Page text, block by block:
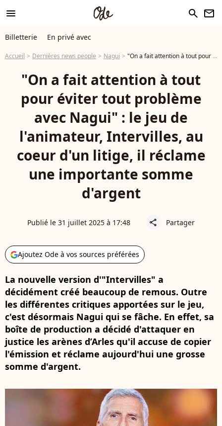
menu search newsletter
Billetterie En privé avec
Accueil Dernières news people Nagui "On a fait attention à tout pour éviter tout problème avec Nagui" : le jeu de l'animateur, Intervilles, au coeur d'un litige, il réclame une importante somme d'argent
"On a fait attention à tout
pour éviter tout problème
avec Nagui" : le jeu de
l'animateur, Intervilles, au
coeur d'un litige, il réclame
une importante somme
d'argent
Publié le 31 juillet 2025 à 17:48 share Partager
Ajoutez Ode à vos sources préférées
La nouvelle version d'"Intervilles" a
décidément créé beaucoup de remous. Outre
les différentes critiques apportées sur le jeu,
c'est désormais Nagui qui se fâche. En effet, sa
boîte de production a décidé d'attaquer en
justice les arènes d’Arles qu'il accuse de copier
l'émission et réclame aujourd'hui une grosse
somme d'argent.